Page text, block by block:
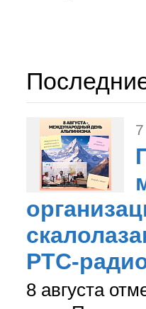
РТС-
8 августа